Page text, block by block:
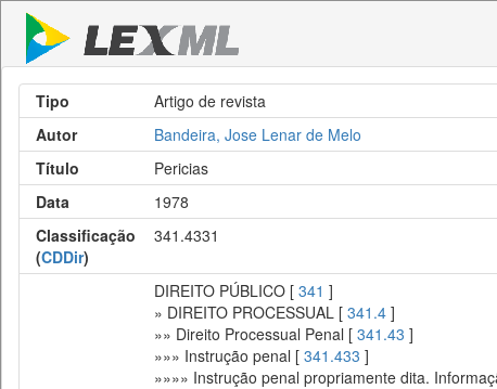
Tipo
Artigo de revista
Autor
Bandeira, Jose Lenar de Melo
Título
Pericias
Data
1978
Classificação
(CDDir)
341.4331
DIREITO PÚBLICO [ 341 ]
» DIREITO PROCESSUAL [ 341.4 ]
»» Direito Processual Penal [ 341.43 ]
»»» Instrução penal [ 341.433 ]
»»»» Instrução penal propriamente dita.